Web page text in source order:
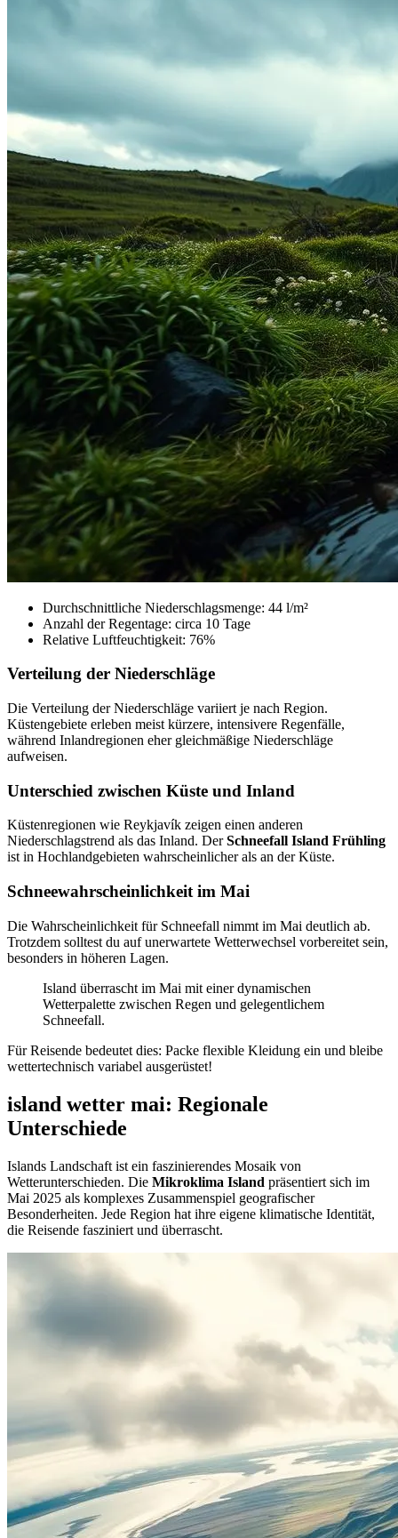
Durchschnittliche Niederschlagsmenge: 44 l/m²
Anzahl der Regentage: circa 10 Tage
Relative Luftfeuchtigkeit: 76%
Verteilung der Niederschläge
Die Verteilung der Niederschläge variiert je nach Region.
Küstengebiete erleben meist kürzere, intensivere Regenfälle,
während Inlandregionen eher gleichmäßige Niederschläge
aufweisen.
Unterschied zwischen Küste und Inland
Küstenregionen wie Reykjavík zeigen einen anderen
Niederschlagstrend als das Inland. DerSchneefall Island Frühling
ist in Hochlandgebieten wahrscheinlicher als an der Küste.
Schneewahrscheinlichkeit im Mai
Die Wahrscheinlichkeit für Schneefall nimmt im Mai deutlich ab.
Trotzdem solltest du auf unerwartete Wetterwechsel vorbereitet sein,
besonders in höheren Lagen.
Island überrascht im Mai mit einer dynamischen
Wetterpalette zwischen Regen und gelegentlichem
Schneefall.
Für Reisende bedeutet dies: Packe flexible Kleidung ein und bleibe
wettertechnisch variabel ausgerüstet!
island wetter mai: Regionale
Unterschiede
Islands Landschaft ist ein faszinierendes Mosaik von
Wetterunterschieden. Die Mikroklima Island präsentiert sich im
Mai 2025 als komplexes Zusammenspiel geografischer
Besonderheiten. Jede Region hat ihre eigene klimatische Identität,
die Reisende fasziniert und überrascht.